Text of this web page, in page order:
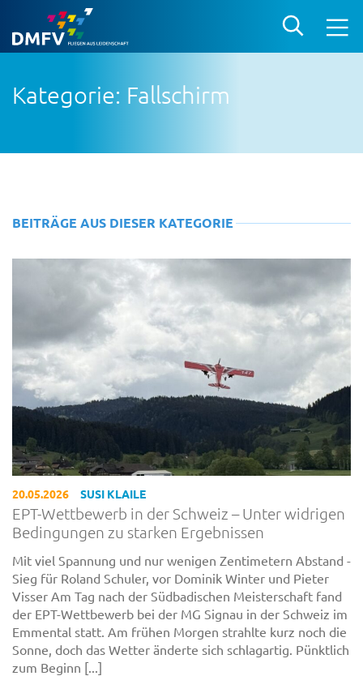
Kategorie: Fallschirm
BEITRÄGE AUS DIESER KATEGORIE
20.05.2026 SUSI KLAILE
EPT-Wettbewerb in der Schweiz – Unter widrigen
Bedingungen zu starken Ergebnissen
Mit viel Spannung und nur wenigen Zentimetern Abstand -
Sieg für Roland Schuler, vor Dominik Winter und Pieter
Visser Am Tag nach der Südbadischen Meisterschaft fand
der EPT-Wettbewerb bei der MG Signau in der Schweiz im
Emmental statt. Am frühen Morgen strahlte kurz noch die
Sonne, doch das Wetter änderte sich schlagartig. Pünktlich
zum Beginn [...]